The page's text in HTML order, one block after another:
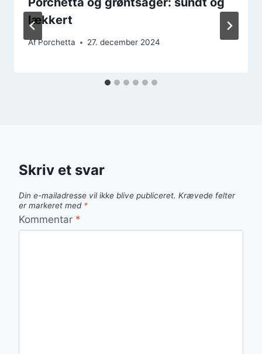
lækkert
AfPorchetta 27. december 2024
Skriv et svar
Din e-mailadresse vil ikke blive publiceret. Krævede felter
er markeret med *
Kommentar *